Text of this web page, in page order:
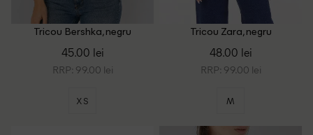
Tricou Bershka, negru
45.00 lei
RRP: 99.00 lei
XS
Tricou Zara, negru
48.00 lei
RRP: 99.00 lei
M